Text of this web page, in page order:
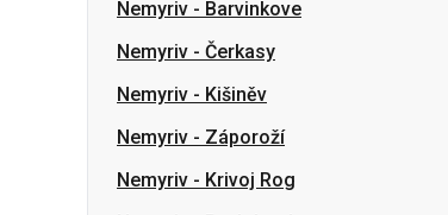
Nemyriv-Záporoží
Nemyriv-Krivoj Rog
Nemyriv-Pavlohrad
SlovenskoOděsa → Charkov